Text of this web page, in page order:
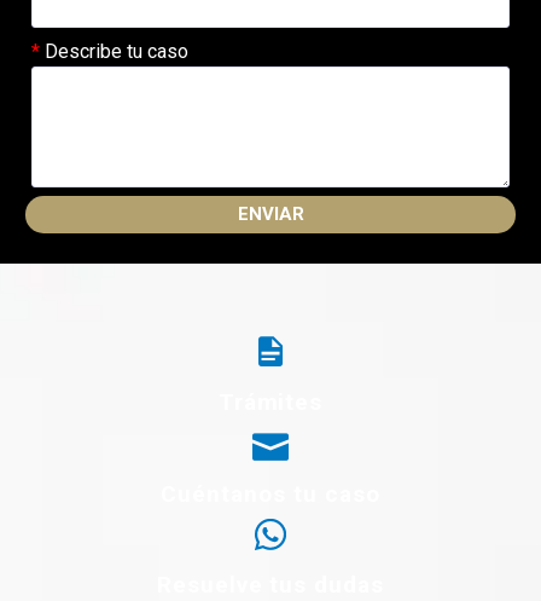
Describe tu caso